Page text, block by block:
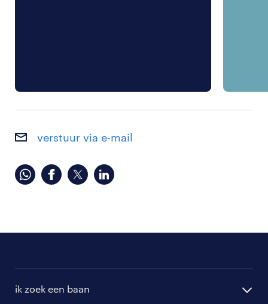
verstuur via e-mail
ik zoek een baan